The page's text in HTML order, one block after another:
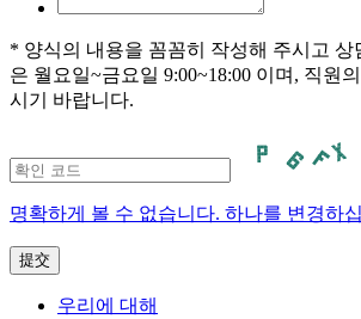
* 양식의 내용을 꼼꼼히 작성해 주시고 상
은 월요일~금요일 9:00~18:00 이며, 직원
시기 바랍니다.
명확하게 볼 수 없습니다. 하나를 변경하
우리에 대해